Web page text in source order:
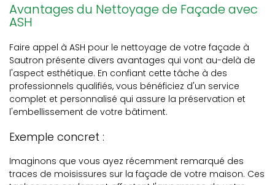
Avantages du Nettoyage de Façade avec
ASH
Faire appel à ASH pour le nettoyage de votre façade à
Sautron présente divers avantages qui vont au-delà de
l'aspect esthétique. En confiant cette tâche à des
professionnels qualifiés, vous bénéficiez d'un service
complet et personnalisé qui assure la préservation et
l'embellissement de votre bâtiment.
Exemple concret :
Imaginons que vous ayez récemment remarqué des
traces de moisissures sur la façade de votre maison. Ces